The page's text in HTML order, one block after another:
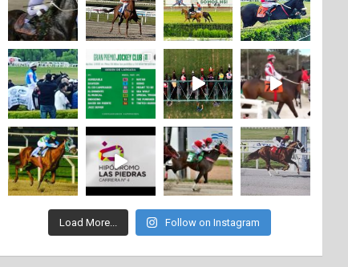
Load More... Follow on Instagram